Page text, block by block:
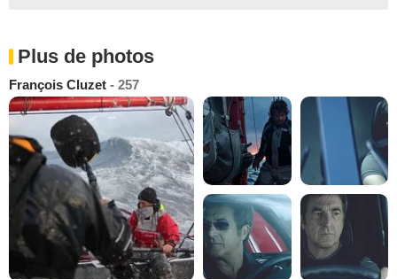
Plus de photos
François Cluzet - 257